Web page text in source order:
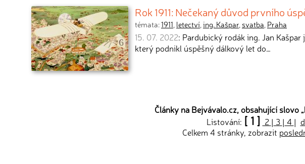
Rok 1911: Nečekaný důvod prvního
témata:1911, letectví,ing. Kašpar, svatba, Praha
15. 07. 2022: Pardubický rodák ing. Jan
který podnikl úspěšný dálkový let do…
Články na Bejvávalo.cz, obsahující slovo „
Listování: [ 1 ] 2 | 3 | 4 |
Celkem 4 stránky, zobrazit